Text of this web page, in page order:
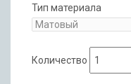
Тип материала
Количество